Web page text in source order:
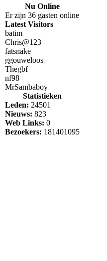
Nu Online
Er zijn 36 gasten online
Latest Visitors
batim
Chris@123
fatsnake
ggouweloos
Thegbf
nf98
MrSambaboy
Statistieken
Leden: 24501
Nieuws: 823
Web Links: 0
Bezoekers: 181401095